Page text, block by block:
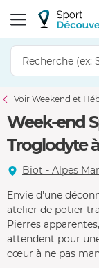
Voir Weekend et
Week-end
Troglodyte
Biot - Alpes
Envie d'une
atelier de potier
Pierres
attendent pour
cœur à ne pas